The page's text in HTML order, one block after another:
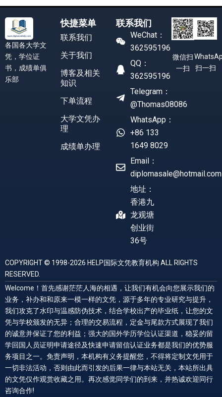
各国各大学文
凭，学位证
书，成绩单俱
乐部
快捷菜单
联系我们
关于我们
博客及相关
知识
下单流程
大学文凭办
理
成绩单办理
联系我们
WeChat：
362595196
QQ：
362595196
Telegram：
@Thomas08086
WhatsApp：
+86 133
1649 8029
Email：
diplomasale@hotmail.com
地址：
香港九
龙观塘
创业街
36号
微信扫
一扫
扫一扫
COPYRIGHT © 1998-2026 HELP国际文凭教育机构 ALL RIGHTS
RESERVED.
Welcome！首先感谢茫茫人海的相遇，让我们有机会向您展示我们的
业务，补办和和原来一模一样的文凭，源于多年的专业研究与提升，
我们攻克了水印与温感防伪技术，结合学校出产的毕业纸，让您的文
凭与学校颁发的无异；合理的交易流程，定金与尾款方式展现了我们
的诚意并保证了您的利益；强大的国外学历学位认证渠道，稳妥的留
学回国人员证明申请途径及快速申请留信认证业务都是我们的优势服
务项目之一。免责声明，本机构有义务提醒您，不得将定制文凭用于
一切非法活动，否则由此而引发的后果一律与本站无关，本站所出具
的文凭仅作观赏收藏之用。再次感觉同学们的到来，并热诚欢迎同行
咨询合作!